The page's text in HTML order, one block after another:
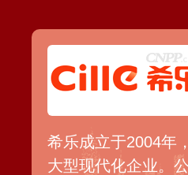
希乐成立于2004年
大型现代化企业。